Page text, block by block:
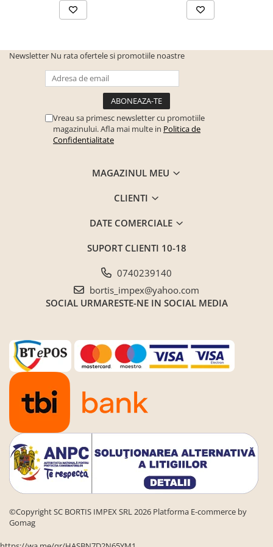
98 cm
Bortis Impex
Newsletter Nu rata ofertele si promotiile noastre
Vreau sa primesc newsletter cu promotiile
magazinului. Afla mai multe in Politica de
Confidentialitate
MAGAZINUL MEU
CLIENTI
DATE COMERCIALE
SUPORT CLIENTI 10-18
0740239140
bortis_impex@yahoo.com
SOCIAL URMARESTE-NE IN SOCIAL MEDIA
©Copyright SC BORTIS IMPEX SRL 2026 Platforma E-commerce by
Gomag